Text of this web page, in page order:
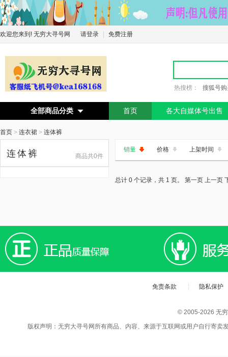
欢迎您来到! 无穷大寻号网 请登录 免费注册
热搜榜： 搜狐号
全部商品分类  首页 各大自媒体号出售
首页 > 连衣裙 > 连体裤
连体裤 商品共0件
销量 价格 上架时间
总计 0 个记录，共 1 页。 第一页 上一页
免责条款 隐私保护
© 2005-2026 无
版权声明：无穷大寻号网所有商品、内容、来源于互联网或用户自行寄卖